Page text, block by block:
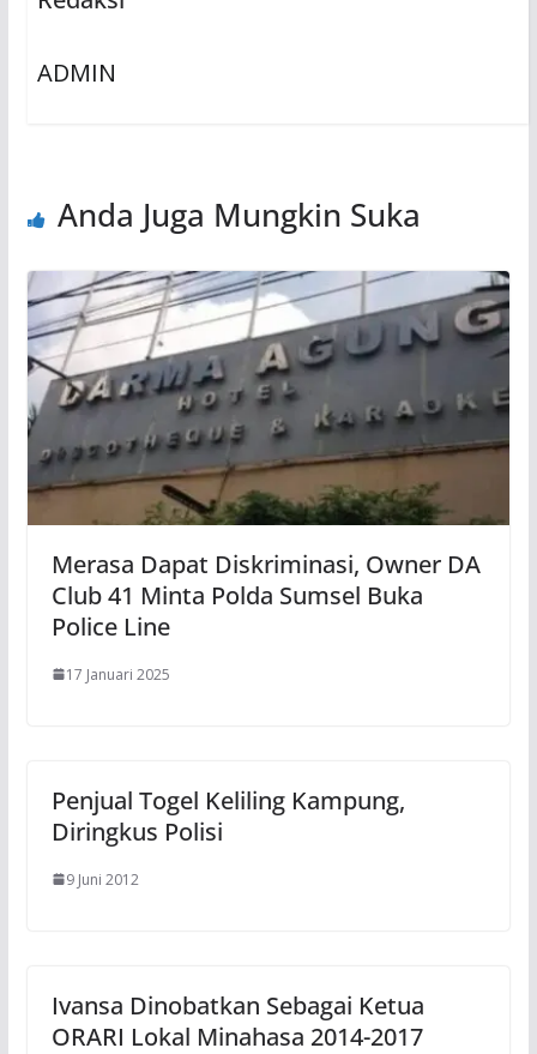
ADMIN
Anda Juga Mungkin Suka
Merasa Dapat Diskriminasi, Owner DA
Club 41 Minta Polda Sumsel Buka
Police Line
17 Januari 2025
Penjual Togel Keliling Kampung,
Diringkus Polisi
9 Juni 2012
Ivansa Dinobatkan Sebagai Ketua
ORARI Lokal Minahasa 2014-2017